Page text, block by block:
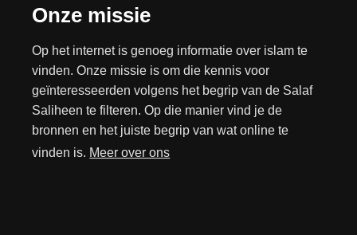
Onze missie
Op het internet is genoeg informatie over islam te
vinden. Onze missie is om die kennis voor
geïnteresseerden volgens het begrip van de Salaf
Saliheen te filteren. Op die manier vind je de
bronnen en het juiste begrip van wat online te
vinden is. Meer over ons